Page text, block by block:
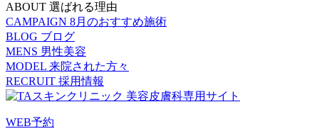
ABOUT 選ばれる理由
CAMPAIGN 8月のおすすめ施術
BLOG ブログ
MENS 男性美容
MODEL 来院された方々
RECRUIT 採用情報
WEB予約